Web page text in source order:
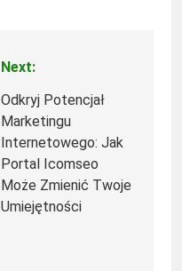
Next:
Odkryj Potencjał
Marketingu
Internetowego: Jak
Portal Icomseo
Może Zmienić Twoje
Umiejętności